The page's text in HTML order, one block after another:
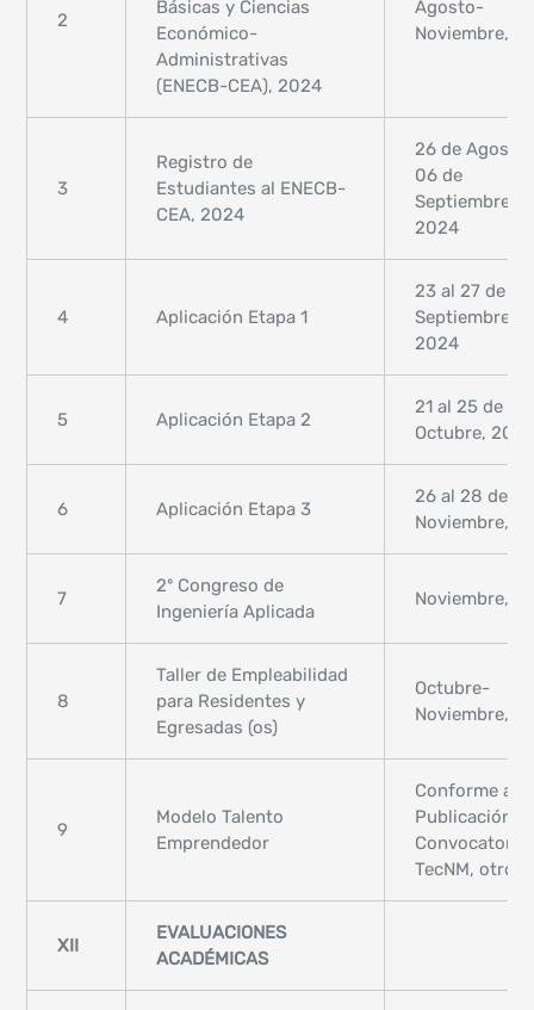
2
Básicas y Ciencias
Económico-
Administrativas
(ENECB-CEA), 2024
Agosto-
Noviembre,
3
Registro de
Estudiantes al ENECB-
CEA, 2024
26 de Agosto
06 de
Septiembre,
2024
4 Aplicación Etapa 1
23 al 27 de
Septiembre,
2024
5 Aplicación Etapa 2
21 al 25 de
Octubre,
6 Aplicación Etapa 3
26 al 28 de
Noviembre,
7
2º Congreso de
Ingeniería Aplicada
Noviembre,
8
Taller de Empleabilidad
para Residentes y
Egresadas (os)
Octubre-
Noviembre,
9
Modelo Talento
Emprendedor
Conforme a
Publicación
Convocatoria
TecNM, otros
XII
EVALUACIONES
ACADÉMICAS